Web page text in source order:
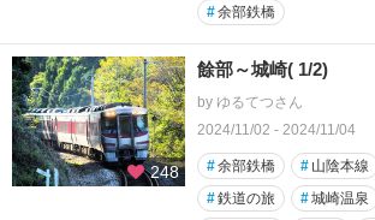
#余部鉄橋
248
餘部～城崎( 1/2)
by ゆるてつさん
2024/11/02 - 2024/11/04
#余部鉄橋 # 山陰本線
#鉄道の旅 #城崎温泉